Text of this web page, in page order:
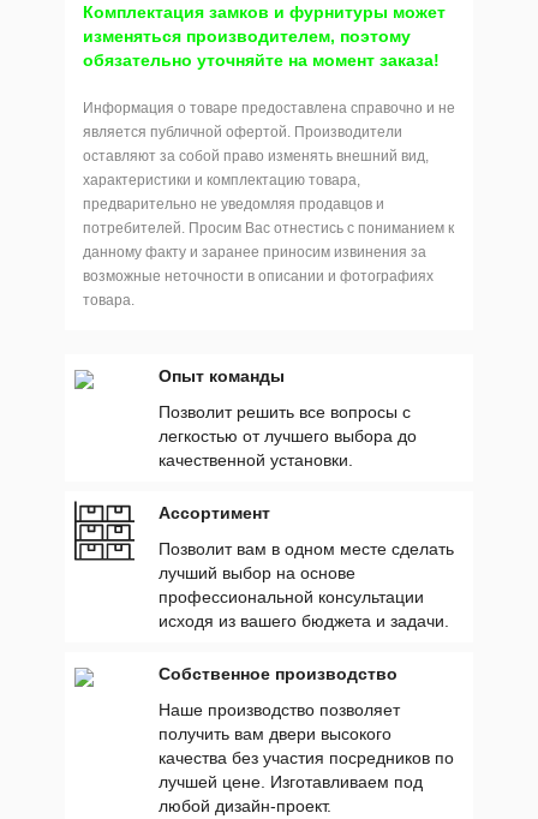
Комплектация замков и фурнитуры может
изменяться производителем, поэтому
обязательно уточняйте на момент заказа!
Информация о товаре предоставлена справочно и не
является публичной офертой. Производители
оставляют за собой право изменять внешний вид,
характеристики и комплектацию товара,
предварительно не уведомляя продавцов и
потребителей. Просим Вас отнестись с пониманием к
данному факту и заранее приносим извинения за
возможные неточности в описании и фотографиях
товара.
Опыт команды
Позволит решить все вопросы с
легкостью от лучшего выбора до
качественной установки.
Ассортимент
Позволит вам в одном месте сделать
лучший выбор на основе
профессиональной консультации
исходя из вашего бюджета и задачи.
Собственное производство
Наше производство позволяет
получить вам двери высокого
качества без участия посредников по
лучшей цене. Изготавливаем под
любой дизайн-проект.